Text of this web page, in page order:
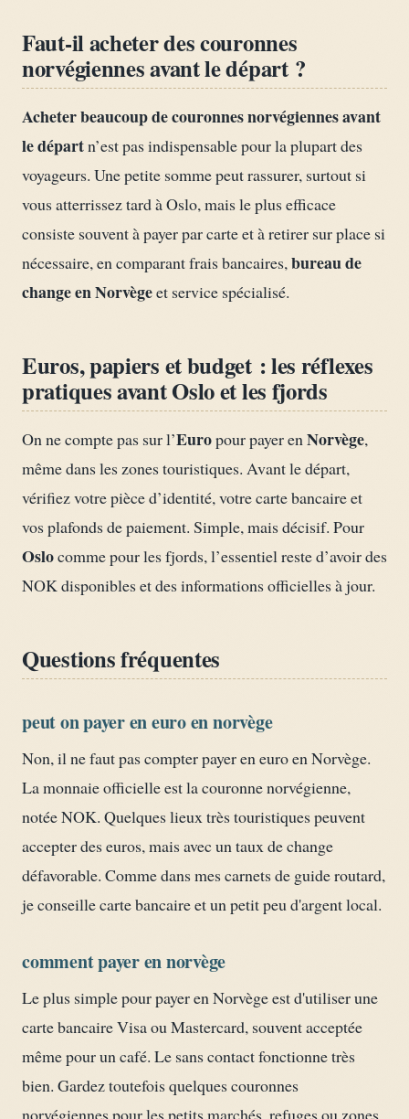
Faut-il acheter des couronnes
norvégiennes avant le départ ?
Acheter beaucoup de couronnes norvégiennes avant
le départn’est pas indispensable pour la plupart des
voyageurs. Une petite somme peut rassurer, surtout si
vous atterrissez tard à Oslo, mais le plus efficace
consiste souvent à payer par carte et à retirer sur place si
nécessaire, en comparant frais bancaires,bureau de
change en Norvègeet service spécialisé.
Euros, papiers et budget : les réflexes
pratiques avant Oslo et les fjords
On ne compte pas sur l’Europour payer enNorvège,
même dans les zones touristiques. Avant le départ,
vérifiez votre pièce d’identité, votre carte bancaire et
vos plafonds de paiement. Simple, mais décisif. Pour
Oslocomme pour les fjords, l’essentiel reste d’avoir des
NOK disponibles et des informations officielles à jour.
Questions fréquentes
peut on payer en euro en norvège
Non, il ne faut pas compter payer en euro en Norvège.
La monnaie officielle est la couronne norvégienne,
notée NOK. Quelques lieux très touristiques peuvent
accepter des euros, mais avec un taux de change
défavorable. Comme dans mes carnets de guide routard,
je conseille carte bancaire et un petit peu d'argent local.
comment payer en norvège
Le plus simple pour payer en Norvège est d'utiliser une
carte bancaire Visa ou Mastercard, souvent acceptée
même pour un café. Le sans contact fonctionne très
bien. Gardez toutefois quelques couronnes